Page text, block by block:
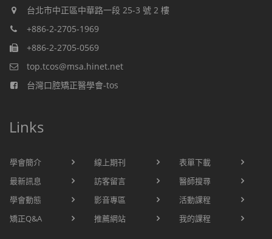
台北市中正區中華路一段 25-3 號 2 樓
+886-2-2705-1969
+886-2-2705-0569
top.tcos@msa.hinet.net
台灣口腔矯正醫學會-tos
Links
學會簡介
最新訊息
學會動態
矯正Q&A
線上期刊
訪客留言
影音專區
推薦網站
表單下載
醫師搜尋
活動課程
我的課程